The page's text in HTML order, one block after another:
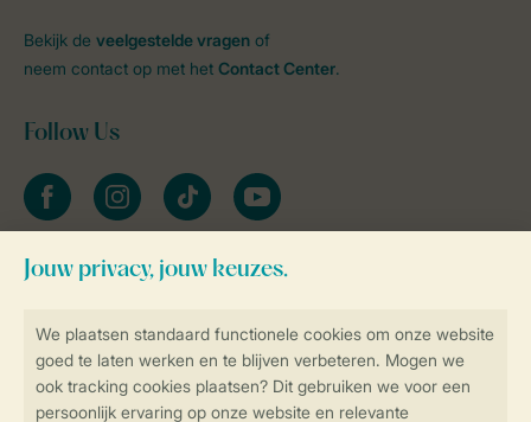
Veilig en snel online boeken
Bekijk de veelgestelde vragen of
neem contact op met het Contact Center.
Follow Us
facebookinstagramtiktok youtube
Blijf op de hoogte